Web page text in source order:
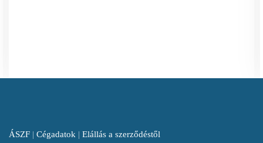
ÁSZF | Cégadatok | Elállás a szerződéstől